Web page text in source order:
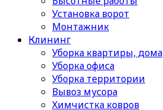
Установка ворот
Монтажник
Клининг
Уборка квартиры, дома
Уборка офиса
Уборка территории
Вывоз мусора
Химчистка ковров